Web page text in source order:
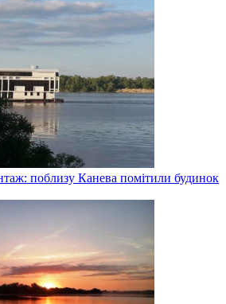
поблизу Канева помітили будинок